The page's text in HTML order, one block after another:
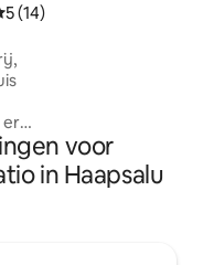
beoordeling
5 (14)
is
promenade,
Welkom!
voor
in Haapsalu